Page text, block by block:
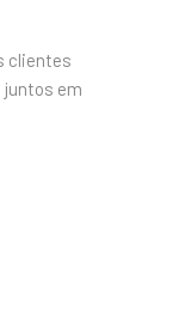
clientes
juntos em